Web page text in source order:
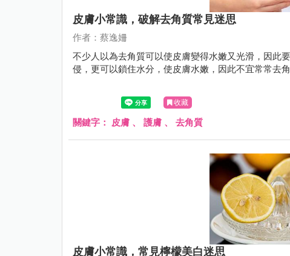
皮膚小常識，破解去角質常見迷思
作者：蔡逸姍
不少人以為去角質可以使皮膚變得水嫩又光滑，因此
侵，更可以鎖住水分，使皮膚水嫩，因此不宜常常去角
收藏
關鍵字： 皮膚 、 護膚 、 去角質
皮膚小常識，常見檸檬美白迷思